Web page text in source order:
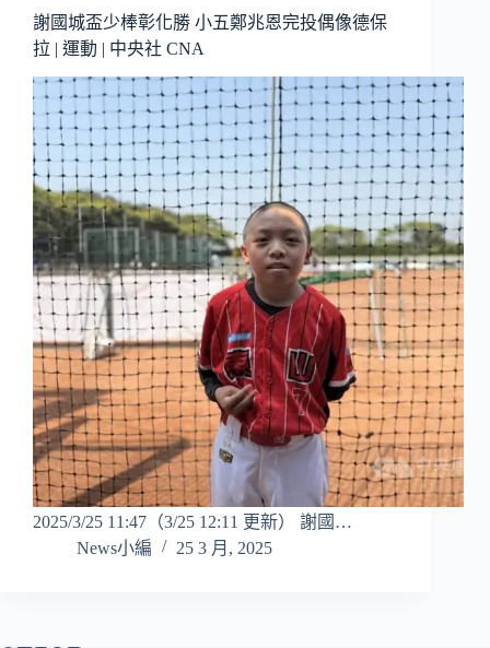
謝國城盃少棒彰化勝 小五鄭兆恩完投偶像德保
拉 | 運動 | 中央社 CNA
2025/3/25 11:47（3/25 12:11 更新） 謝國…
News小編
25 3 月, 2025